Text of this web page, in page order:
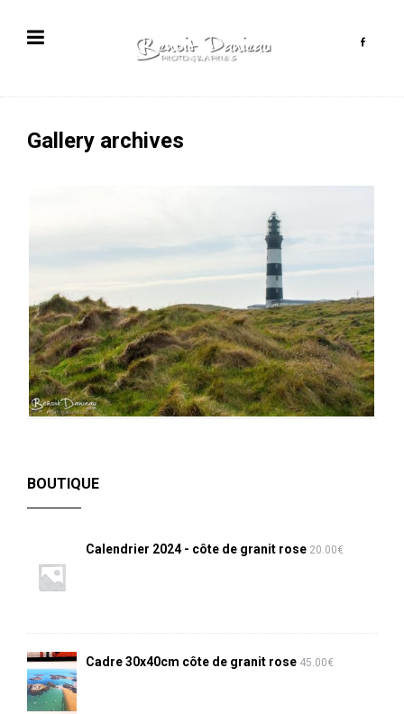
Gallery archives
BOUTIQUE
Calendrier 2024 - côte de granit rose 20.00€
Cadre 30x40cm côte de granit rose 45.00€